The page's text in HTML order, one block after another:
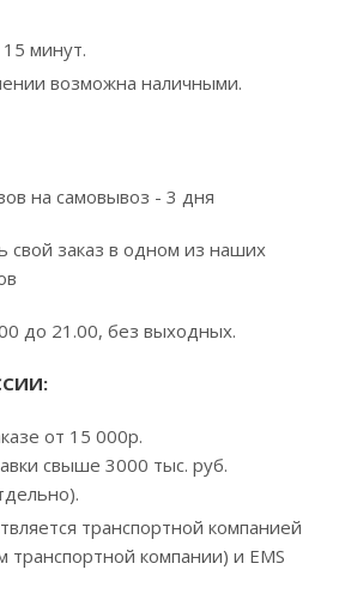
минут.
возможна наличными.
на самовывоз - 3 дня
свой заказ в одном из наших
до 21.00, без выходных.
от 15 000р.
свыше 3000 тыс. руб.
транспортной компанией
компании) и EMS